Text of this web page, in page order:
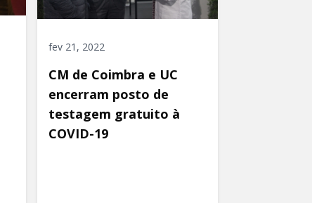
fev 21, 2022
CM de Coimbra e UC
encerram posto de
testagem gratuito à
COVID-19